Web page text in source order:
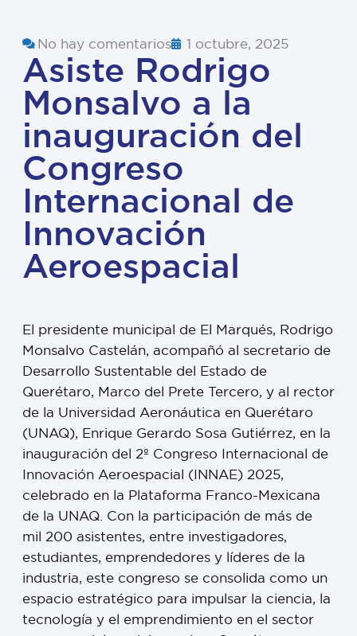
No hay comentarios 1 octubre, 2025
Asiste Rodrigo
Monsalvo a la
inauguración del
Congreso
Internacional de
Innovación
Aeroespacial
El presidente municipal de El Marqués, Rodrigo
Monsalvo Castelán, acompañó al secretario de
Desarrollo Sustentable del Estado de
Querétaro, Marco del Prete Tercero, y al rector
de la Universidad Aeronáutica en Querétaro
(UNAQ), Enrique Gerardo Sosa Gutiérrez, en la
inauguración del 2º Congreso Internacional de
Innovación Aeroespacial (INNAE) 2025,
celebrado en la Plataforma Franco-Mexicana
de la UNAQ. Con la participación de más de
mil 200 asistentes, entre investigadores,
estudiantes, emprendedores y líderes de la
industria, este congreso se consolida como un
espacio estratégico para impulsar la ciencia, la
tecnología y el emprendimiento en el sector